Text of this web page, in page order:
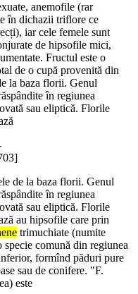
anemofile (rar
în dichazii triflore ce
iar cele femele sunt
de hipsofile mici,
Fructul este o
de o cupă provenită din
la baza florii. Genul
în regiunea
sau eliptică. Florile
de la baza florii. Genul
în regiunea
sau eliptică. Florile
au hipsofile care prin
trimuchiate (numite
comună din regiunea
formînd păduri pure
sau de conifere. "F.
este